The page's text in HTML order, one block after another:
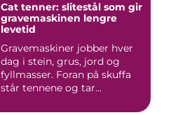
Cat tenner: slitestål som gir
gravemaskinen lengre
levetid
Gravemaskiner jobber hver
dag i stein, grus, jord og
fyllmasser. Foran på skuffa
står tennene og tar...